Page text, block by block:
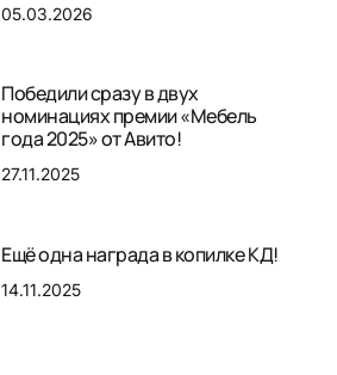
05.03.2026
Победили сразу в двух
номинациях премии «Мебель
года 2025» от Авито!
27.11.2025
Ещё одна награда в копилке КД!
14.11.2025